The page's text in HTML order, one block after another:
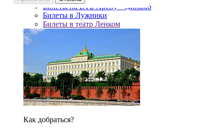
Билеты на ВТБ Арену – Динамо
Билеты в Лужники
Билеты в театр Ленком
Как добраться?